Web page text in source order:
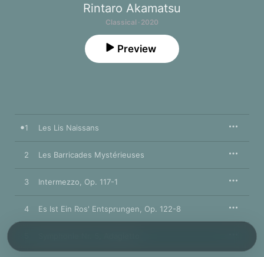
Rintaro Akamatsu
Classical · 2020
Preview
1 Les Lis Naissans
2 Les Barricades Mystérieuses
3 Intermezzo, Op. 117-1
4 Es Ist Ein Ros' Entsprungen, Op. 122-8